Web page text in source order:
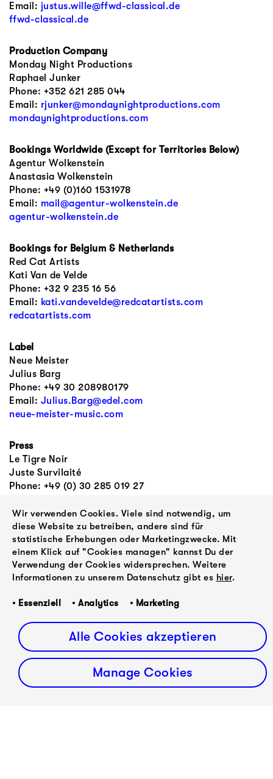
Email: justus.wille@ffwd-classical.de
ffwd-classical.de
Production Company
Monday Night Productions
Raphael Junker
Phone: +352 621 285 044
Email: rjunker@mondaynightproductions.com
mondaynightproductions.com
Bookings Worldwide (Except for Territories Below)
Agentur Wolkenstein
Anastasia Wolkenstein
Phone: +49 (0)160 1531978
Email: mail@agentur-wolkenstein.de
agentur-wolkenstein.de
Bookings for Belgium & Netherlands
Red Cat Artists
Kati Van de Velde
Phone: +32 9 235 16 56
Email: kati.vandevelde@redcatartists.com
redcatartists.com
Label
Neue Meister
Julius Barg
Phone: +49 30 208980179‬
Email: Julius.Barg@edel.com
neue-meister-music.com
Press
Le Tigre Noir
Juste Survilaité
Phone: +49 (0) 30 285 019 27
letigrenoir.com
Publishing
Le Chunga Music Publishing
Tom Reiss
Email:
tom@la-chunga.com
Website Pascal Schumacher: hier klicken!
Wir verwenden Cookies. Viele sind notwendig, um
diese Website zu betreiben, andere sind für
statistische Erhebungen oder Marketingzwecke. Mit
einem Klick auf "Cookies managen" kannst Du der
Verwendung der Cookies widersprechen. Weitere
Informationen zu unserem Datenschutz gibt es hier.
• Essenziell • Analytics • Marketing
Alle Cookies akzeptieren
Manage Cookies